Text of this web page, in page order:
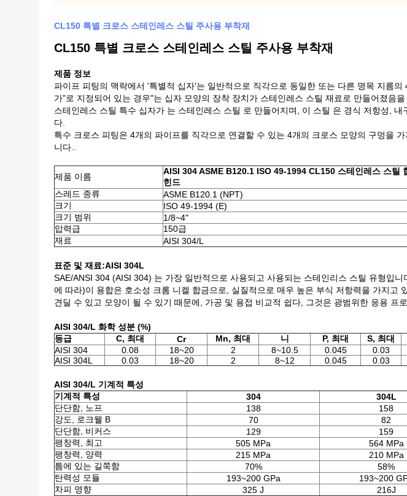
CL150 특별 크로스 스테인레스 스틸 주사용 부착재
CL150 특별 크로스 스테인레스 스틸 주사용 부착재
제품 정보
파이프 피팅의 맥락에서 '특별적 십자'는 일반적으로 직각으로 동일한 또는 다른 명목 지름
가"로 지정되어 있는 경우"는 십자 모양의 장착 장치가 스테인레스 스틸 재료로 만들어졌음을
스테인레스 스틸 특수 십자가 는 스테인레스 스틸 로 만들어지며, 이 스틸 은 경식 저항성,
다.
특수 크로스 피팅은 4개의 파이프를 직각으로 연결할 수 있는 4개의 크로스 모양의 구멍을
니다..
제품 이름
AISI 304 ASME B120.1 ISO 49-1994 CL150 스테인레스 스틸
힌드
스레드 종류
ASME B120.1 (NPT)
크기
ISO 49-1994 (E)
크기 범위
1/8~4"
압력급
150급
재료
AISI 304/L
표준 및 재료:AISI 304L
SAE/ANSI 304 (AISI 304) 는 가장 일반적으로 사용되고 사용되는 스테인리스 스틸 유형입
에 따라)이 용합은 호소성 크롬 니켈 합금으로, 실질적으로 매우 높은 부식 저항력을 가지
견딜 수 있고 모양이 될 수 있기 때문에, 가공 및 용접 비교적 쉽다, 그것은 광범위한 응용 프
AISI 304/L 화학 성분 (%)
등급
C, 최대 Cr Mn, 최대 니 P, 최대 S, 최대
AISI 304
0.08 18~20 2 8~10.5 0.045 0.03
AISI 304L
0.03 18~20 2 8~12 0.045 0.03
AISI 304/L 기계적 특성
기계적 특성
304
304L
단단함, 노프
138
158
강도, 로크웰 B
70
82
단단함, 비커스
129
159
팽창력, 최고
505 MPa
564 MPa
팽창력, 양력
215 MPa
210 MPa
틈에 있는 길쭉함
70%
58%
탄력성 모듈
193~200 GPa
193~200
차피 영향
325 J 216J